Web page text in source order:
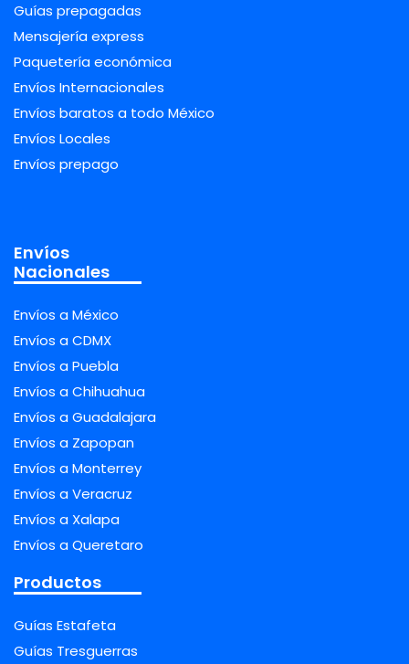
Guías prepagadas
Mensajería express
Paquetería económica
Envíos Internacionales
Envíos baratos a todo México
Envíos Locales
Envíos prepago
Envíos
Nacionales
Envíos a México
Envíos a CDMX
Envíos a Puebla
Envíos a Chihuahua
Envíos a Guadalajara
Envíos a Zapopan
Envíos a Monterrey
Envíos a Veracruz
Envíos a Xalapa
Envíos a Queretaro
Productos
Guías Estafeta
Guías Tresguerras